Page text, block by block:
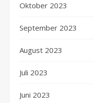
Oktober 2023
September 2023
August 2023
Juli 2023
Juni 2023